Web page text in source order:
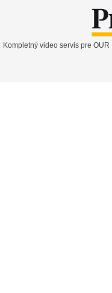
Kompletný video servis pre